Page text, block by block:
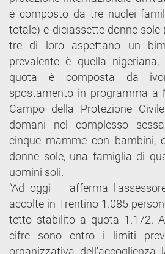
è composto da tre nuclei
totale) e diciassette donne sole
tre di loro aspettano un
prevalente è quella
quota è composta da
spostamento in programma a
Campo della Protezione
domani nel complesso
cinque mamme con bambini,
donne sole, una famiglia di
uomini soli.
“Ad oggi – afferma
accolte in Trentino 1.085
tetto stabilito a quota 1.172.
cifre sono entro i limiti